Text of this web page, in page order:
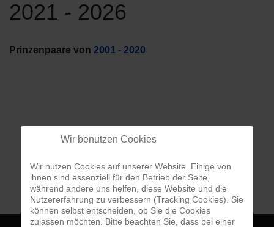
2021 - 2026
Prinzenpaare von 2001 - 2020
Wir benutzen Cookies
Wir nutzen Cookies auf unserer Website. Einige von
ihnen sind essenziell für den Betrieb der Seite,
während andere uns helfen, diese Website und die
Nutzererfahrung zu verbessern (Tracking Cookies). Sie
können selbst entscheiden, ob Sie die Cookies
zulassen möchten. Bitte beachten Sie, dass bei einer